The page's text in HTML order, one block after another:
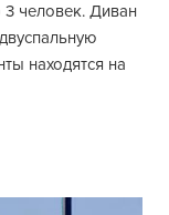
3 человек. Диван
находятся на